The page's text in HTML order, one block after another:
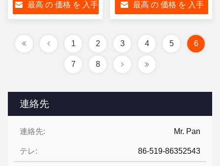
連絡先
連絡先: Mr. Pan
テレ: 86-519-86352543
最高 の 価格 を 入手
最高 の 価格 を 入手
1 2 3 4 5 6
7 8